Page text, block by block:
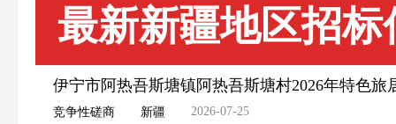
最新新疆地区招标
伊宁市阿热吾斯塘镇阿热吾斯塘村2026年特色
竞争性磋商 新疆 2026-07-25